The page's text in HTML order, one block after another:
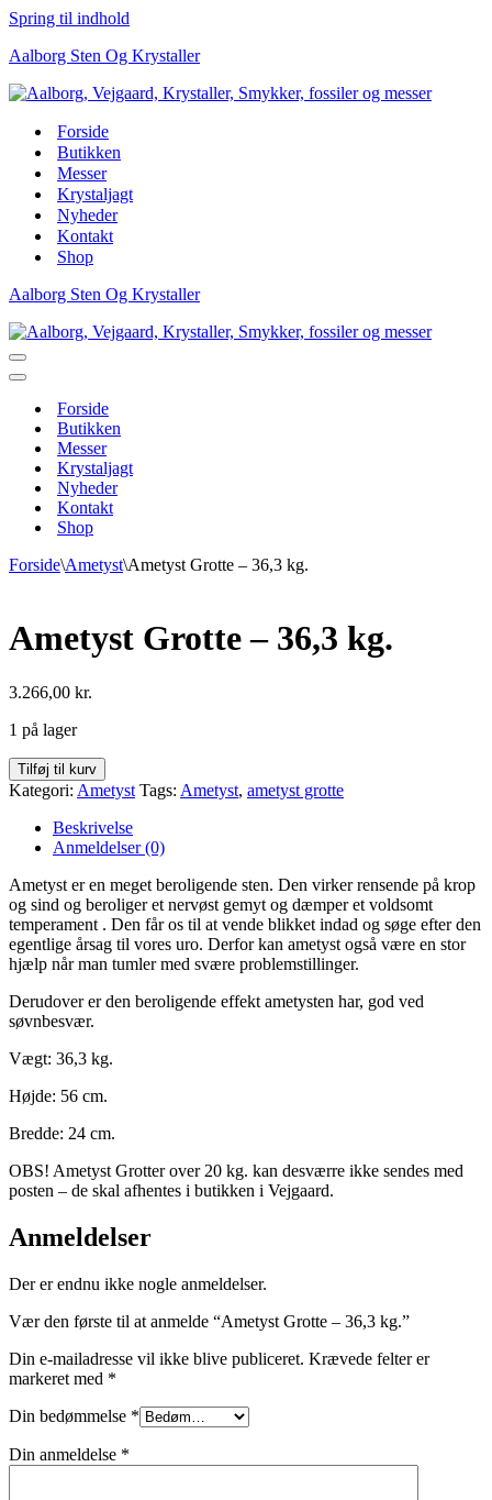
Spring til indhold
Aalborg Sten Og Krystaller
Forside
Butikken
Messer
Krystaljagt
Nyheder
Kontakt
Shop
Aalborg Sten Og Krystaller
Navigation
menu
Navigation
Forside
Butikken
Messer
Krystaljagt
Nyheder
Kontakt
Shop
Forside\Ametyst\Ametyst Grotte – 36,3 kg.
Ametyst Grotte – 36,3 kg.
3.266,00 kr.
1 på lager
Ametyst
Grotte
36,3
Tilføj til kurv
Kategori: Ametyst Tags: Ametyst, ametyst grotte
Beskrivelse
Anmeldelser (0)
Ametyst er en meget beroligende sten. Den virker rensende på krop
og sind og beroliger et nervøst gemyt og dæmper et voldsomt
temperament . Den får os til at vende blikket indad og søge efter den
egentlige årsag til vores uro. Derfor kan ametyst også være en stor
hjælp når man tumler med svære problemstillinger.
Derudover er den beroligende effekt ametysten har, god ved
søvnbesvær.
Vægt: 36,3 kg.
Højde: 56 cm.
Bredde: 24 cm.
OBS! Ametyst Grotter over 20 kg. kan desværre ikke sendes med
posten – de skal afhentes i butikken i Vejgaard.
Anmeldelser
Der er endnu ikke nogle anmeldelser.
Vær den første til at anmelde “Ametyst Grotte – 36,3 kg.”
Din e-mailadresse vil ikke blive publiceret. Krævede felter er
markeret med *
Din bedømmelse *
Din anmeldelse *